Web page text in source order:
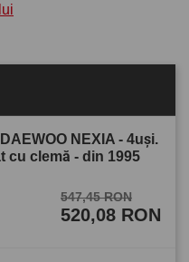
NEXIA - 4uşi.
cu clemă - din 1995
547,45 RON
520,08 RON